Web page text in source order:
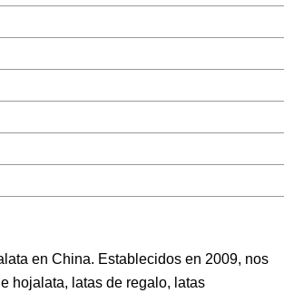
en China. Establecidos en 2009, nos
hojalata, latas de regalo, latas